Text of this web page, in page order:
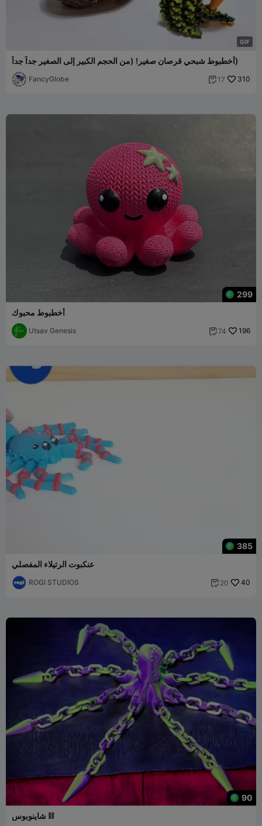
GIF
أخطبوط شبحي قرصان صغير! (من الحجم الكبير إلى الصغير جداً جداً)
FancyGlobe  17 310
299
أخطبوط محبوك
Utsav Genesis  74 196
385
عنكبوت الرتيلاء المفصلي
ROGI STUDIOS  20 40
90
شاينوبوس ⛓️